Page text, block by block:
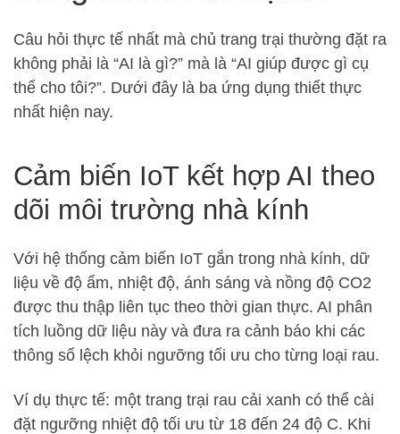
Câu hỏi thực tế nhất mà chủ trang trại thường đặt ra
không phải là “AI là gì?” mà là “AI giúp được gì cụ
thể cho tôi?”. Dưới đây là ba ứng dụng thiết thực
nhất hiện nay.
Cảm biến IoT kết hợp AI theo
dõi môi trường nhà kính
Với hệ thống cảm biến IoT gắn trong nhà kính, dữ
liệu về độ ẩm, nhiệt độ, ánh sáng và nồng độ CO2
được thu thập liên tục theo thời gian thực. AI phân
tích luồng dữ liệu này và đưa ra cảnh báo khi các
thông số lệch khỏi ngưỡng tối ưu cho từng loại rau.
Ví dụ thực tế: một trang trại rau cải xanh có thể cài
đặt ngưỡng nhiệt độ tối ưu từ 18 đến 24 độ C. Khi